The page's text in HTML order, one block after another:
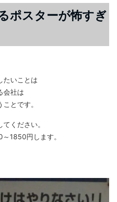
ポスターが怖すぎ
たいことは
会社は
とです。
ください。
1850円します。